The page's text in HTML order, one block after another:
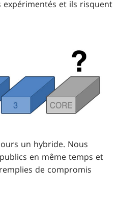
expérimentés et ils risquent
un hybride. Nous
en même temps et
de compromis